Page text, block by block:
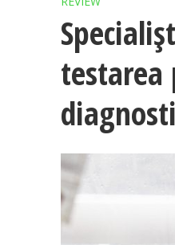
testarea